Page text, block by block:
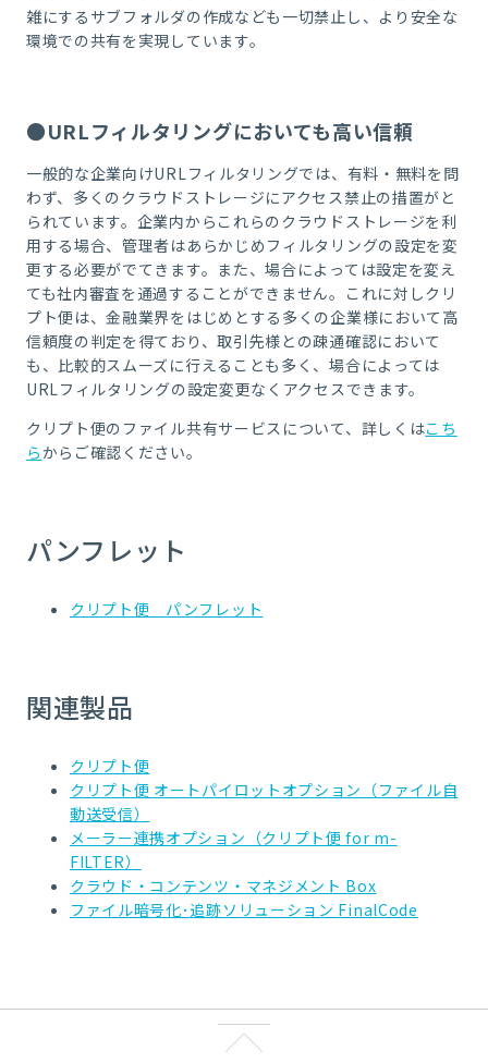
雑にするサブフォルダの作成なども一切禁止し、より安全な
環境での共有を実現しています。
●URLフィルタリングにおいても高い信頼
一般的な企業向けURLフィルタリングでは、有料・無料を問
わず、多くのクラウドストレージにアクセス禁止の措置がと
られています。企業内からこれらのクラウドストレージを利
用する場合、管理者はあらかじめフィルタリングの設定を変
更する必要がでてきます。また、場合によっては設定を変え
ても社内審査を通過することができません。これに対しクリ
プト便は、金融業界をはじめとする多くの企業様において高
信頼度の判定を得ており、取引先様との疎通確認において
も、比較的スムーズに行えることも多く、場合によっては
URLフィルタリングの設定変更なくアクセスできます。
クリプト便のファイル共有サービスについて、詳しくはこち
らからご確認ください。
パンフレット
クリプト便 パンフレット
関連製品
クリプト便
クリプト便 オートパイロットオプション（ファイル自
動送受信）
メーラー連携オプション（クリプト便 for m-
FILTER）
クラウド・コンテンツ・マネジメント Box
ファイル暗号化･追跡ソリューション FinalCode